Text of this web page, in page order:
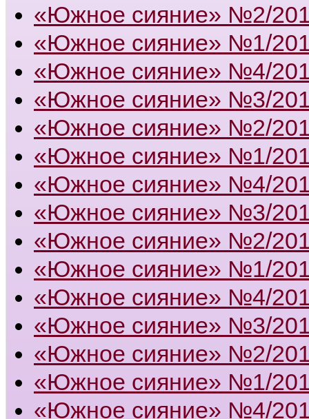
«Южное сияние» №2/
«Южное сияние» №1/
«Южное сияние» №4/
«Южное сияние» №3/
«Южное сияние» №2/
«Южное сияние» №1/
«Южное сияние» №4/
«Южное сияние» №3/
«Южное сияние» №2/
«Южное сияние» №1/
«Южное сияние» №4/
«Южное сияние» №3/
«Южное сияние» №2/
«Южное сияние» №1/
«Южное сияние» №4/